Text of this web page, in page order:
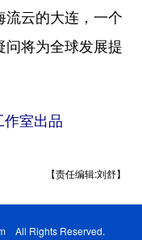
云的大连，一个
问将为全球发展提
室出品
【责任编辑:刘舒】
All Rights Reserved.